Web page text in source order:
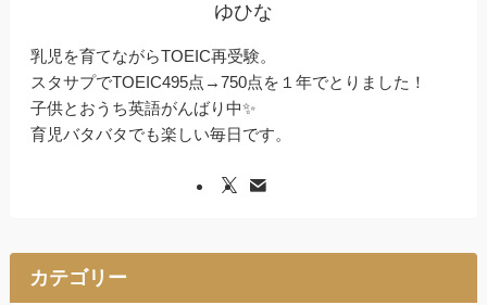
ゆひな
乳児を育てながらTOEIC再受験。
スタサプでTOEIC495点→750点を１年でとりました！
子供とおうち英語がんばり中✨
育児バタバタでも楽しい毎日です。
カテゴリー